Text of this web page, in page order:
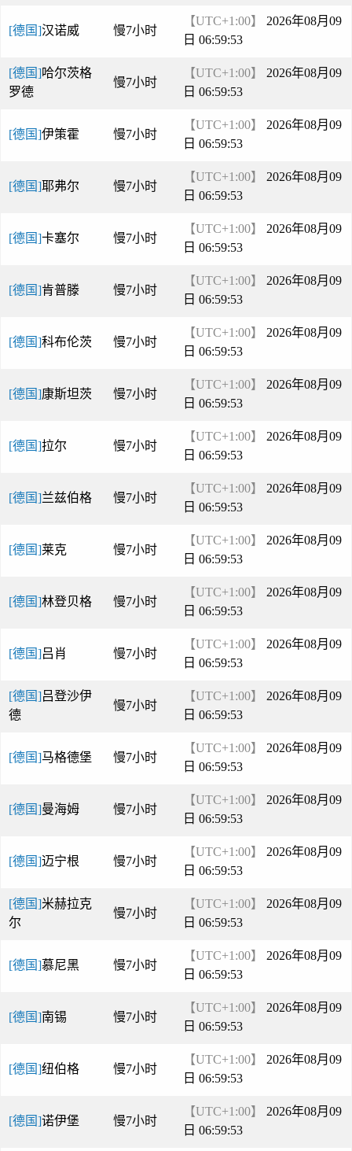
[德国]汉诺威 慢7小时
【UTC+1:00】
2026年08月09
日 06:59:53
[德国]哈尔茨格
罗德
慢7小时
【UTC+1:00】
2026年08月09
日 06:59:53
[德国]伊策霍 慢7小时
【UTC+1:00】
2026年08月09
日 06:59:53
[德国]耶弗尔 慢7小时
【UTC+1:00】
2026年08月09
日 06:59:53
[德国]卡塞尔 慢7小时
【UTC+1:00】
2026年08月09
日 06:59:53
[德国]肯普滕 慢7小时
【UTC+1:00】
2026年08月09
日 06:59:53
[德国]科布伦茨 慢7小时
【UTC+1:00】
2026年08月09
日 06:59:53
[德国]康斯坦茨 慢7小时
【UTC+1:00】
2026年08月09
日 06:59:53
[德国]拉尔 慢7小时
【UTC+1:00】
2026年08月09
日 06:59:53
[德国]兰兹伯格 慢7小时
【UTC+1:00】
2026年08月09
日 06:59:53
[德国]莱克 慢7小时
【UTC+1:00】
2026年08月09
日 06:59:53
[德国]林登贝格 慢7小时
【UTC+1:00】
2026年08月09
日 06:59:53
[德国]吕肖 慢7小时
【UTC+1:00】
2026年08月09
日 06:59:53
[德国]吕登沙伊
德
慢7小时
【UTC+1:00】
2026年08月09
日 06:59:53
[德国]马格德堡 慢7小时
【UTC+1:00】
2026年08月09
日 06:59:53
[德国]曼海姆 慢7小时
【UTC+1:00】
2026年08月09
日 06:59:53
[德国]迈宁根 慢7小时
【UTC+1:00】
2026年08月09
日 06:59:53
[德国]米赫拉克
尔
慢7小时
【UTC+1:00】
2026年08月09
日 06:59:53
[德国]慕尼黑 慢7小时
【UTC+1:00】
2026年08月09
日 06:59:53
[德国]南锡 慢7小时
【UTC+1:00】
2026年08月09
日 06:59:53
[德国]纽伯格 慢7小时
【UTC+1:00】
2026年08月09
日 06:59:53
[德国]诺伊堡 慢7小时
【UTC+1:00】
2026年08月09
日 06:59:53